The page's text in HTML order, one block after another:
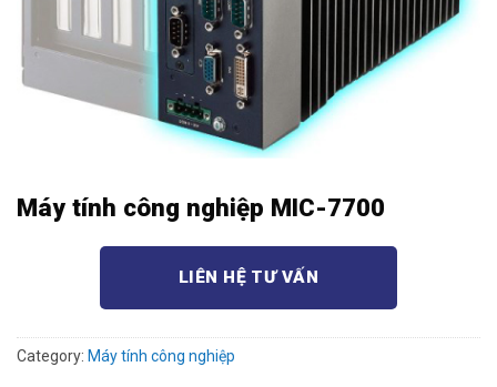
Máy tính công nghiệp MIC-7700
LIÊN HỆ TƯ VẤN
Category: Máy tính công nghiệp